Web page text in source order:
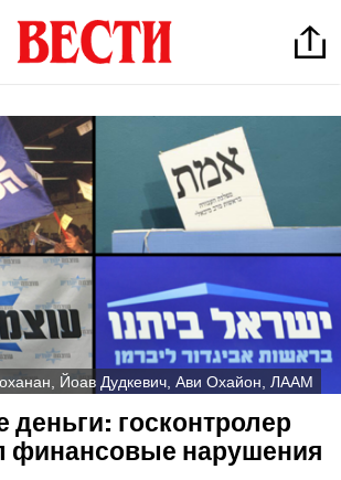
Йоав Дудкевич, Ави Охайон, ЛААМ
госконтролер
финансовые нарушения